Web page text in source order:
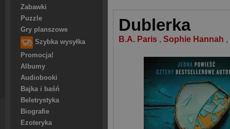
Zabawki
Puzzle
Gry planszowe
Szybka wysyłka
Promocja!
Albumy
Audiobooki
Bajka i baśń
Beletrystyka
Biografie
Ezoteryka
Dublerka
B.A. Paris , Sophie Hannah ,